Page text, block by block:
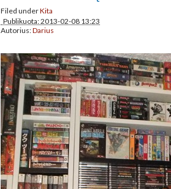
Filed underKita
Publikuota: 2013-02-08 13:23
Autorius:Darius